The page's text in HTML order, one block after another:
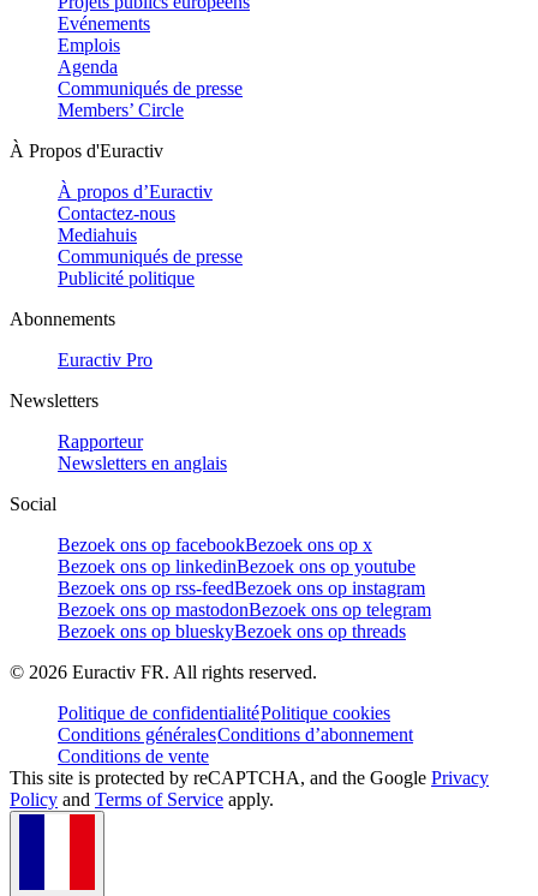
Evénements
Emplois
Agenda
Communiqués de presse
Members’ Circle
À Propos d'Euractiv
À propos d’Euractiv
Contactez-nous
Mediahuis
Communiqués de presse
Publicité politique
Abonnements
Euractiv Pro
Newsletters
Rapporteur
Newsletters en anglais
Social
Bezoek ons op facebookBezoek ons op x
Bezoek ons op linkedinBezoek ons op youtube
Bezoek ons op rss-feedBezoek ons op instagram
Bezoek ons op mastodonBezoek ons op telegram
Bezoek ons op blueskyBezoek ons op threads
© 2026 Euractiv FR. All rights reserved.
Politique de confidentialitéPolitique cookies
Conditions généralesConditions d’abonnement
Conditions de vente
This site is protected by reCAPTCHA, and the Google Privacy
Policy and Terms of Service apply.